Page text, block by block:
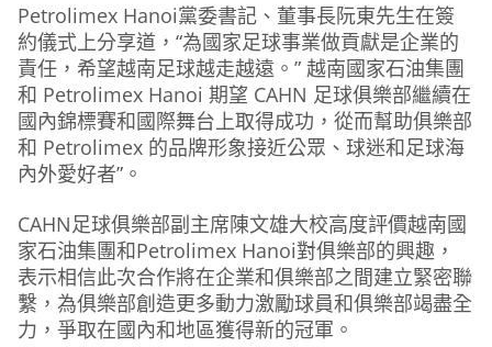
Petrolimex Hanoi黨委書記、董事長阮東先生在簽
約儀式上分享道，“為國家足球事業做貢獻是企業的
責任，希望越南足球越走越遠。” 越南國家石油集團
和 Petrolimex Hanoi 期望 CAHN 足球俱樂部繼續在
國內錦標賽和國際舞台上取得成功，從而幫助俱樂部
和 Petrolimex 的品牌形象接近公眾、球迷和足球海
內外愛好者”。
CAHN足球俱樂部副主席陳文雄大校高度評價越南國
家石油集團和Petrolimex Hanoi對俱樂部的興趣，
表示相信此次合作將在企業和俱樂部之間建立緊密聯
繫，為俱樂部創造更多動力激勵球員和俱樂部竭盡全
力，爭取在國內和地區獲得新的冠軍。